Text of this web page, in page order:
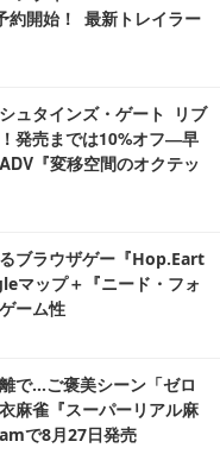
開始！ 最新トレイラー
ュタインズ・ゲート リブ
発売までは10%オフ―早
『変移空間のオクテッ
ブラウザゲー『Hop.Eart
マップ＋『ニード・フォ
ーム性
で…ご褒美シーン「ゼロ
麻雀『スーパーリアル麻
で8月27日発売